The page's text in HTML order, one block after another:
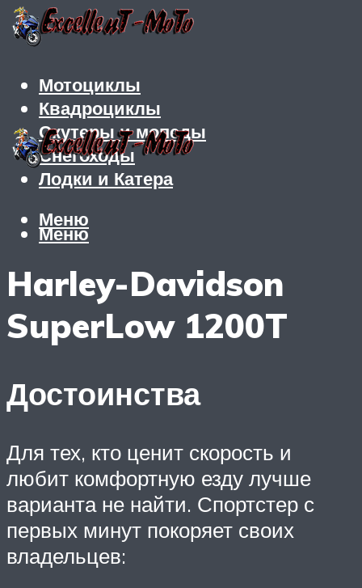
Мотоциклы
Квадроциклы
Скутеры и мопеды
Снегоходы
Лодки и Катера
Меню
Меню
Harley-Davidson
SuperLow 1200T
Достоинства
Для тех, кто ценит скорость и
любит комфортную езду лучше
варианта не найти. Спортстер с
первых минут покоряет своих
владельцев: